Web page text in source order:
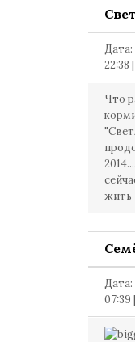
Дата:
Что
жить
Дата: